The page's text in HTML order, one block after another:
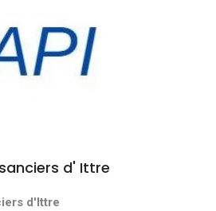
d' Ittre
d'Ittre